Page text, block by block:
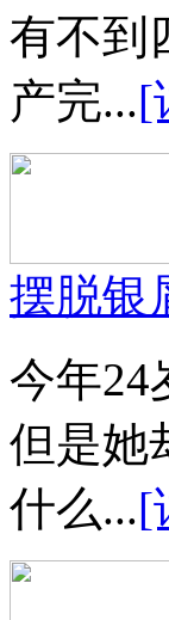
有不到
产完...[
摆脱银
今年24
但是她
什么...[